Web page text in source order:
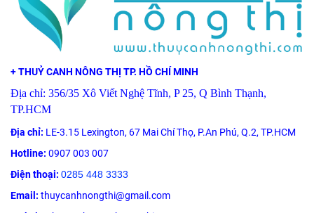
+ THUỶ CANH NÔNG THỊ TP. HỒ CHÍ MINH
Địa chỉ: 356/35 Xô Viết Nghệ Tĩnh, P 25, Q Bình Thạnh,
TP.HCM
Địa chỉ: LE-3.15 Lexington, 67 Mai Chí Thọ, P.An Phú, Q.2, TP.HCM
Hotline: 0907 003 007
Điện thoại: 0285 448 3333
Email: thuycanhnongthi@gmail.com